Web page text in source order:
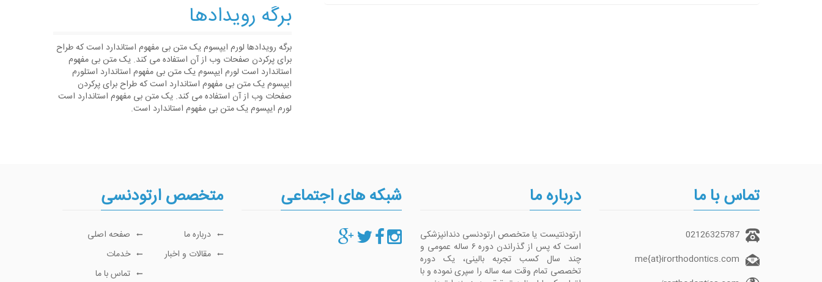
برگه رویدادها
برگه رویدادها لورم ایپسوم یک متن بی مفهوم استاندارد است که طراح
برای پرکردن صفحات وب از آن استفاده می کند. یک متن بی مفهوم
استاندارد است لورم ایپسوم یک متن بی مفهوم استاندارد استلورم
ایپسوم یک متن بی مفهوم استاندارد است که طراح برای پرکردن
صفحات وب از آن استفاده می کند. یک متن بی مفهوم استاندارد است
لورم ایپسوم یک متن بی مفهوم استاندارد است.
متخصص ارتودنسی
صفحه اصلی
درباره ما
خدمات
مقالات و اخبار
تماس با ما
شبکه های اجتماعی درباره ما
ارتودنتیست یا متخصص ارتودنسی دندانپزشکی
است که پس از گذراندن دوره ۶ ساله عمومی و
چند سال کسب تجربه بالینی، یک دوره
تخصصی تمام وقت سه ساله را سپری نموده و با
تماس با ما
02126325787
me{at}irorthodontics.com